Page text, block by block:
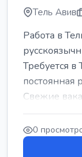
Тель Авив
Работа в
Требуется
постоянная
Свежие
женщин от
0